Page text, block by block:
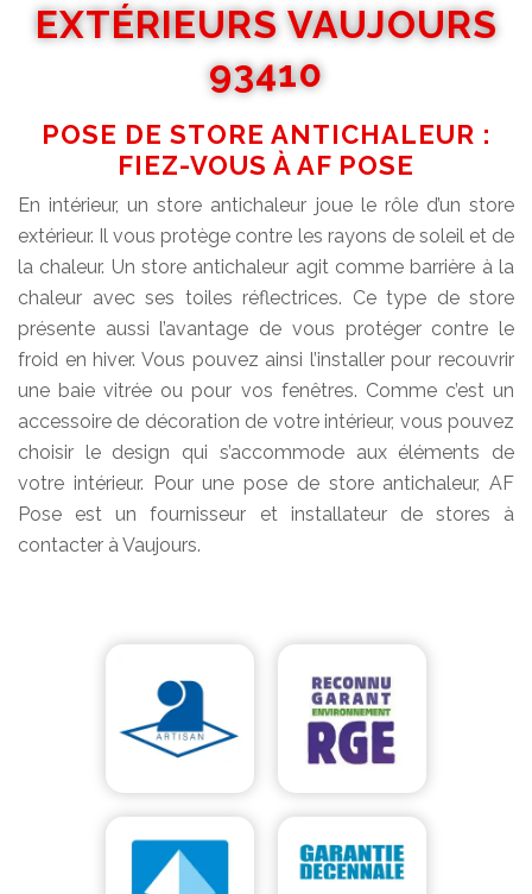
EXTÉRIEURS VAUJOURS
93410
POSE DE STORE ANTICHALEUR :
FIEZ-VOUS À AF POSE
En intérieur, un store antichaleur joue le rôle d’un store
extérieur. Il vous protège contre les rayons de soleil et de
la chaleur. Un store antichaleur agit comme barrière à la
chaleur avec ses toiles réflectrices. Ce type de store
présente aussi l’avantage de vous protéger contre le
froid en hiver. Vous pouvez ainsi l’installer pour recouvrir
une baie vitrée ou pour vos fenêtres. Comme c’est un
accessoire de décoration de votre intérieur, vous pouvez
choisir le design qui s’accommode aux éléments de
votre intérieur. Pour une pose de store antichaleur, AF
Pose est un fournisseur et installateur de stores à
contacter à Vaujours.